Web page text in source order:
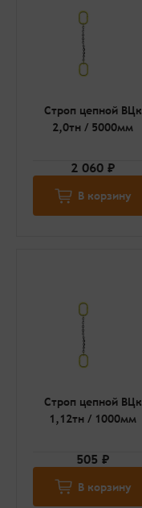
Строп цепной ВЦк
2,0тн / 5000мм
2 060 ₽
В корзину
Строп цепной ВЦк
1,12тн / 1000мм
505 ₽
В корзину